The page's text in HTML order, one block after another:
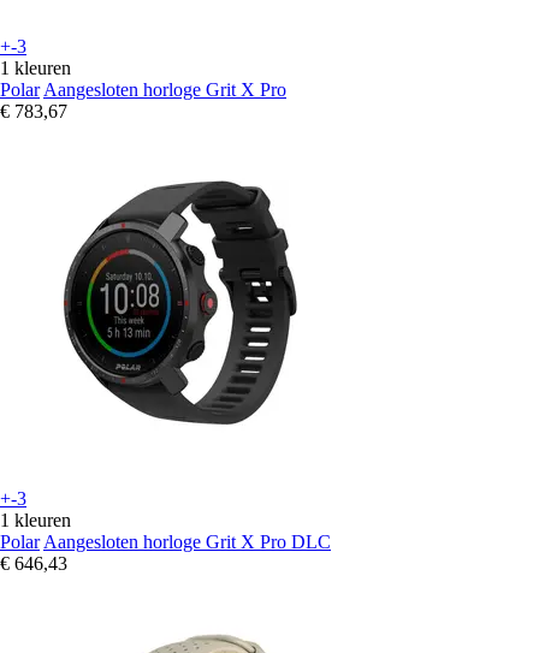
+-3
1 kleuren
Polar Aangesloten horloge Grit X Pro
€ 783,67
+-3
1 kleuren
Polar Aangesloten horloge Grit X Pro DLC
€ 646,43